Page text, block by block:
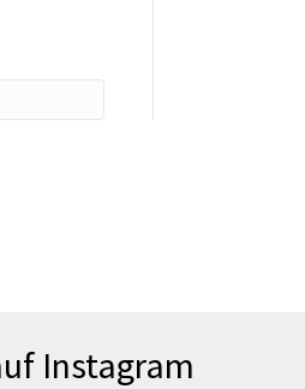
Instagram